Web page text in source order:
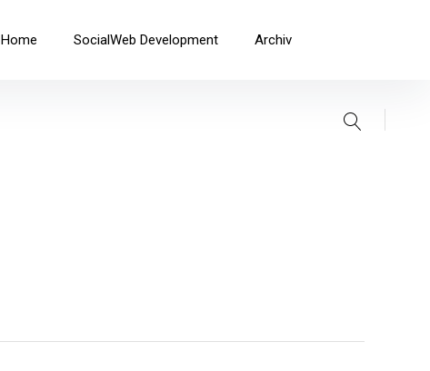
Home SocialWeb Development Archiv